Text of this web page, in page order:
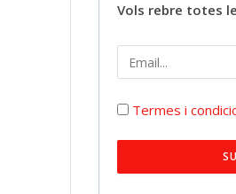
Vols rebre totes
Termes i